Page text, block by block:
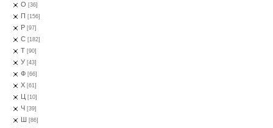
О [36]
П [156]
Р [97]
С [182]
Т [90]
У [43]
Ф [66]
Х [61]
Ц [10]
Ч [39]
Ш [86]